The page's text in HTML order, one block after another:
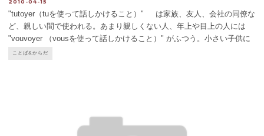
2010-04-15
"tutoyer（tuを使って話しかけること）" は家族、友人、会社の同僚な
ど、親しい間で使われる。あまり親しくない人、年上や目上の人には
"vouvoyer （vousを使って話しかけること）" がふつう。小さい子供に
は "tutoyer" でいい。駅の構内などで警察官
ことば&からだ